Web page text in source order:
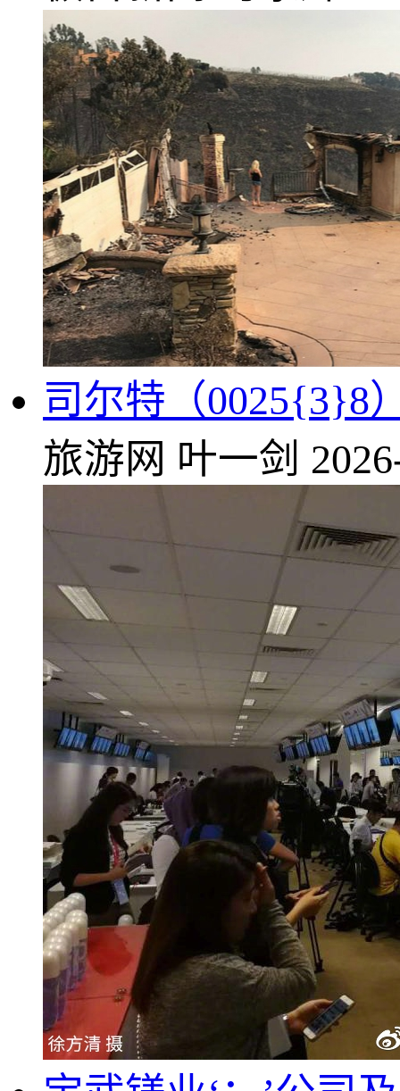
司尔特（0025{3}8
旅游网 叶一剑